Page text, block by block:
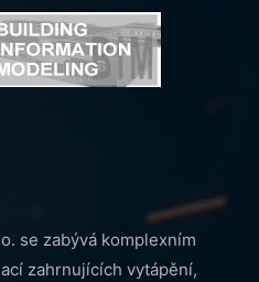
se zabývá komplexním
zahrnujících vytápění,